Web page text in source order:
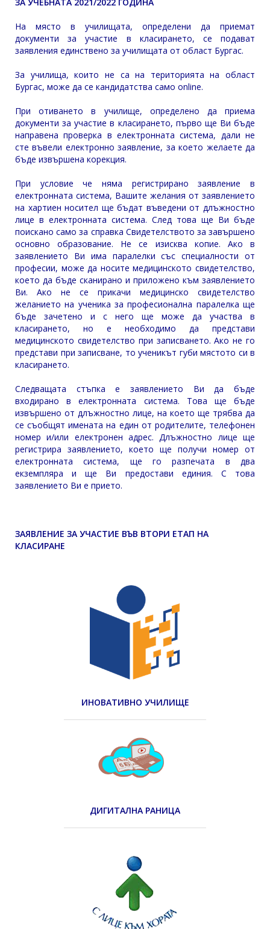
На място в училищата, определени да приемат
документи за участие в класирането, се подават
заявления единствено за училищата от област Бургас.
За училища, които не са на територията на област
Бургас, може да се кандидатства само online.
При отиването в училище, определено да приема
документи за участие в класирането, първо ще Ви бъде
направена проверка в електронната система, дали не
сте въвели електронно заявление, за което желаете да
бъде извършена корекция.
При условие че няма регистрирано заявление в
електронната система, Вашите желания от заявлението
на хартиен носител ще бъдат въведени от длъжностно
лице в електронната система. След това ще Ви бъде
поискано само за справка Свидетелството за завършено
основно образование. Не се изисква копие. Ако в
заявлението Ви има паралелки със специалности от
професии, може да носите медицинското свидетелство,
което да бъде сканирано и приложено към заявлението
Ви. Ако не се прикачи медицинско свидетелство
желанието на ученика за професионална паралелка ще
бъде зачетено и с него ще може да участва в
класирането, но е необходимо да представи
медицинското свидетелство при записването. Ако не го
представи при записване, то ученикът губи мястото си в
класирането.
Следващата стъпка е заявлението Ви да бъде
входирано в електронната система. Това ще бъде
извършено от длъжностно лице, на което ще трябва да
се съобщят имената на един от родителите, телефонен
номер и/или електронен адрес. Длъжностно лице ще
регистрира заявлението, което ще получи номер от
електронната система, ще го разпечата в два
екземпляра и ще Ви предостави единия. С това
заявлението Ви е прието.
ЗАЯВЛЕНИЕ ЗА УЧАСТИЕ ВЪВ ВТОРИ ЕТАП НА
КЛАСИРАНЕ
ИНОВАТИВНО УЧИЛИЩЕ
ДИГИТАЛНА РАНИЦА